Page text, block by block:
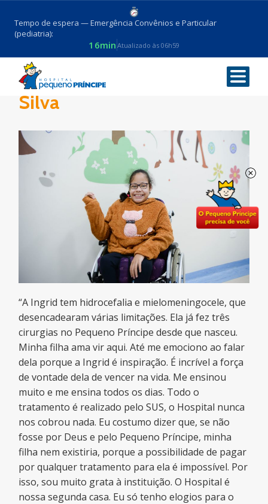
Tempo de espera — Emergência Convênios e Particular
(pediatria):
16min Atualizado às 06h59
Paciente Ingrid Vitória da
Silva
“A Ingrid tem hidrocefalia e mielomeningocele, que
desencadearam várias limitações. Ela já fez três
cirurgias no Pequeno Príncipe desde que nasceu.
Minha filha ama vir aqui. Até me emociono ao falar
dela porque a Ingrid é inspiração. É incrível a força
de vontade dela de vencer na vida. Me ensinou
muito e me ensina todos os dias. Todo o
tratamento é realizado pelo SUS, o Hospital nunca
nos cobrou nada. Eu costumo dizer que, se não
fosse por Deus e pelo Pequeno Príncipe, minha
filha nem existiria, porque a possibilidade de pagar
por qualquer tratamento para ela é impossível. Por
isso, sou muito grata à instituição. O Hospital é
nossa segunda casa. Eu só tenho elogios para o